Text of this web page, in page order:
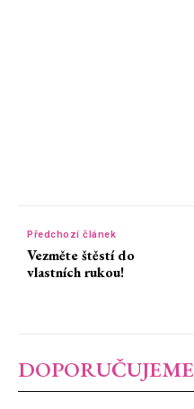
Předchozí článek
Vezměte štěstí do
vlastních rukou!
DOPORUČUJEME